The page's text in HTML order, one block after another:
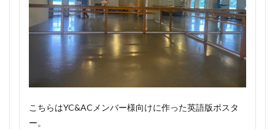
こちらはYC&ACメンバー様向けに作った英語版ポスタ
ー。